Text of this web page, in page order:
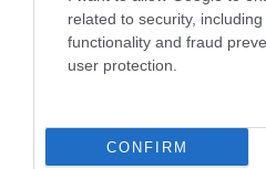
related to security,
functionality and fraud
user protection.
CONFIRM